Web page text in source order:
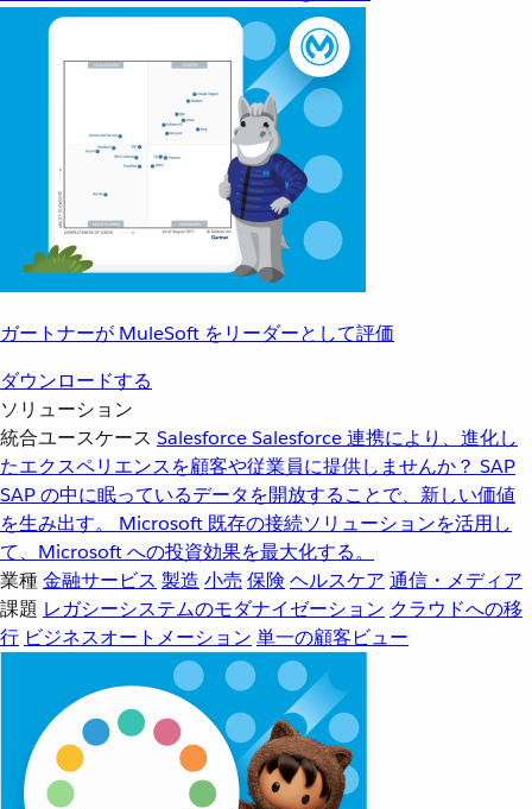
ガートナーが MuleSoft をリーダーとして評価
ダウンロードする
ソリューション
統合ユースケース SalesforceSalesforce 連携により、進化し
たエクスペリエンスを顧客や従業員に提供しませんか？ SAP
SAP の中に眠っているデータを開放することで、新しい価値
を生み出す。
Microsoft 既存の接続ソリューションを活用し
て、Microsoft への投資効果を最大化する。
業種金融サービス 製造 小売 保険 ヘルスケア 通信・メディア
課題 レガシーシステムのモダナイゼーション クラウドへの移
行 ビジネスオートメーション 単一の顧客ビュー